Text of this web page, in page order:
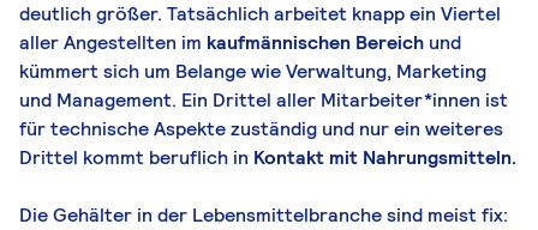
deutlich größer. Tatsächlich arbeitet knapp ein Viertel
aller Angestellten im kaufmännischen Bereich und
kümmert sich um Belange wie Verwaltung, Marketing
und Management. Ein Drittel aller Mitarbeiter*innen ist
für technische Aspekte zuständig und nur ein weiteres
Drittel kommt beruflich in Kontakt mit Nahrungsmitteln.
Die Gehälter in der Lebensmittelbranche sind meist fix: